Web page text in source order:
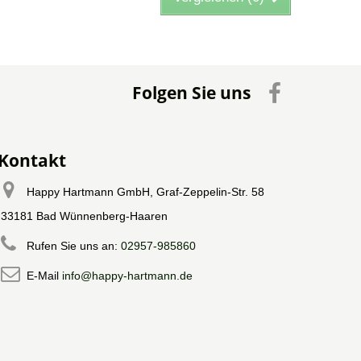
Folgen Sie uns
Happy Hartmann GmbH, Graf-Zeppelin-Str. 58
33181 Bad Wünnenberg-Haaren
Rufen Sie uns an: 02957-985860
E-Mail info@happy-hartmann.de